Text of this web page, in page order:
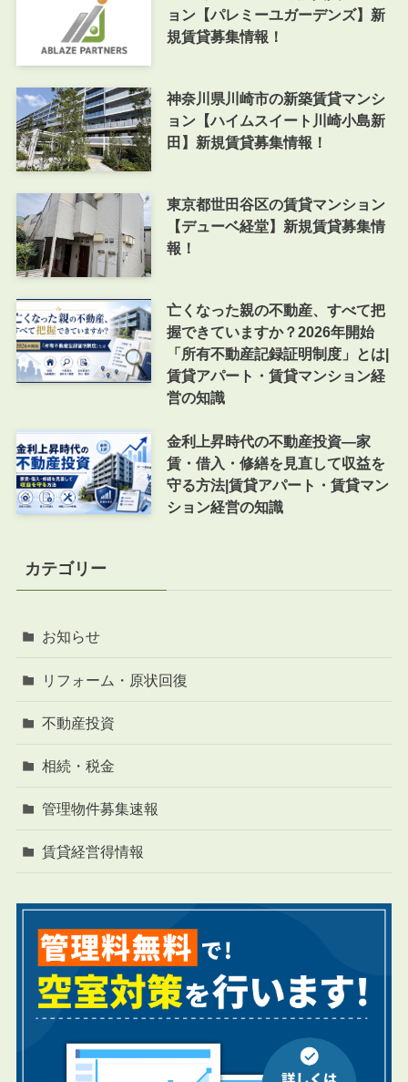
ョン【パレミーユガーデンズ】新
規賃貸募集情報！
神奈川県川崎市の新築賃貸マンシ
ョン【ハイムスイート川崎小島新
田】新規賃貸募集情報！
東京都世田谷区の賃貸マンション
【デューベ経堂】新規賃貸募集情
報！
亡くなった親の不動産、すべて把
握できていますか？2026年開始
「所有不動産記録証明制度」とは|
賃貸アパート・賃貸マンション経
営の知識
金利上昇時代の不動産投資―家
賃・借入・修繕を見直して収益を
守る方法|賃貸アパート・賃貸マン
ション経営の知識
カテゴリー
お知らせ
リフォーム・原状回復
不動産投資
相続・税金
管理物件募集速報
賃貸経営得情報